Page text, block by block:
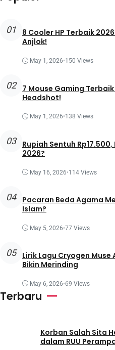
01
8 Cooler HP Terbaik
Anjlok!
May 1, 2026•150 Views
02
7 Mouse Gaming
Headshot!
May 1, 2026•138 Views
03
Rupiah Sentuh
2026?
May 16, 2026•114 Views
04
Pacaran Beda Agama
Islam?
May 5, 2026•77 Views
05
Lirik Lagu Cryogen
Bikin Merinding
May 6, 2026•69 Views
Terbaru
Korban Salah Sita
dalam RUU